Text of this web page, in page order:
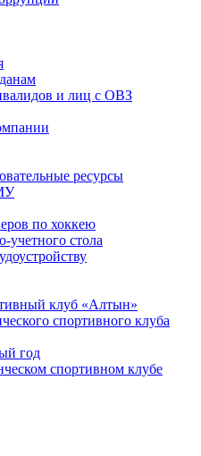
и лиц с ОВЗ
ресурсы
по хоккею
стола
клуб «Алтын»
спортивного клуба
год
спортивном клубе